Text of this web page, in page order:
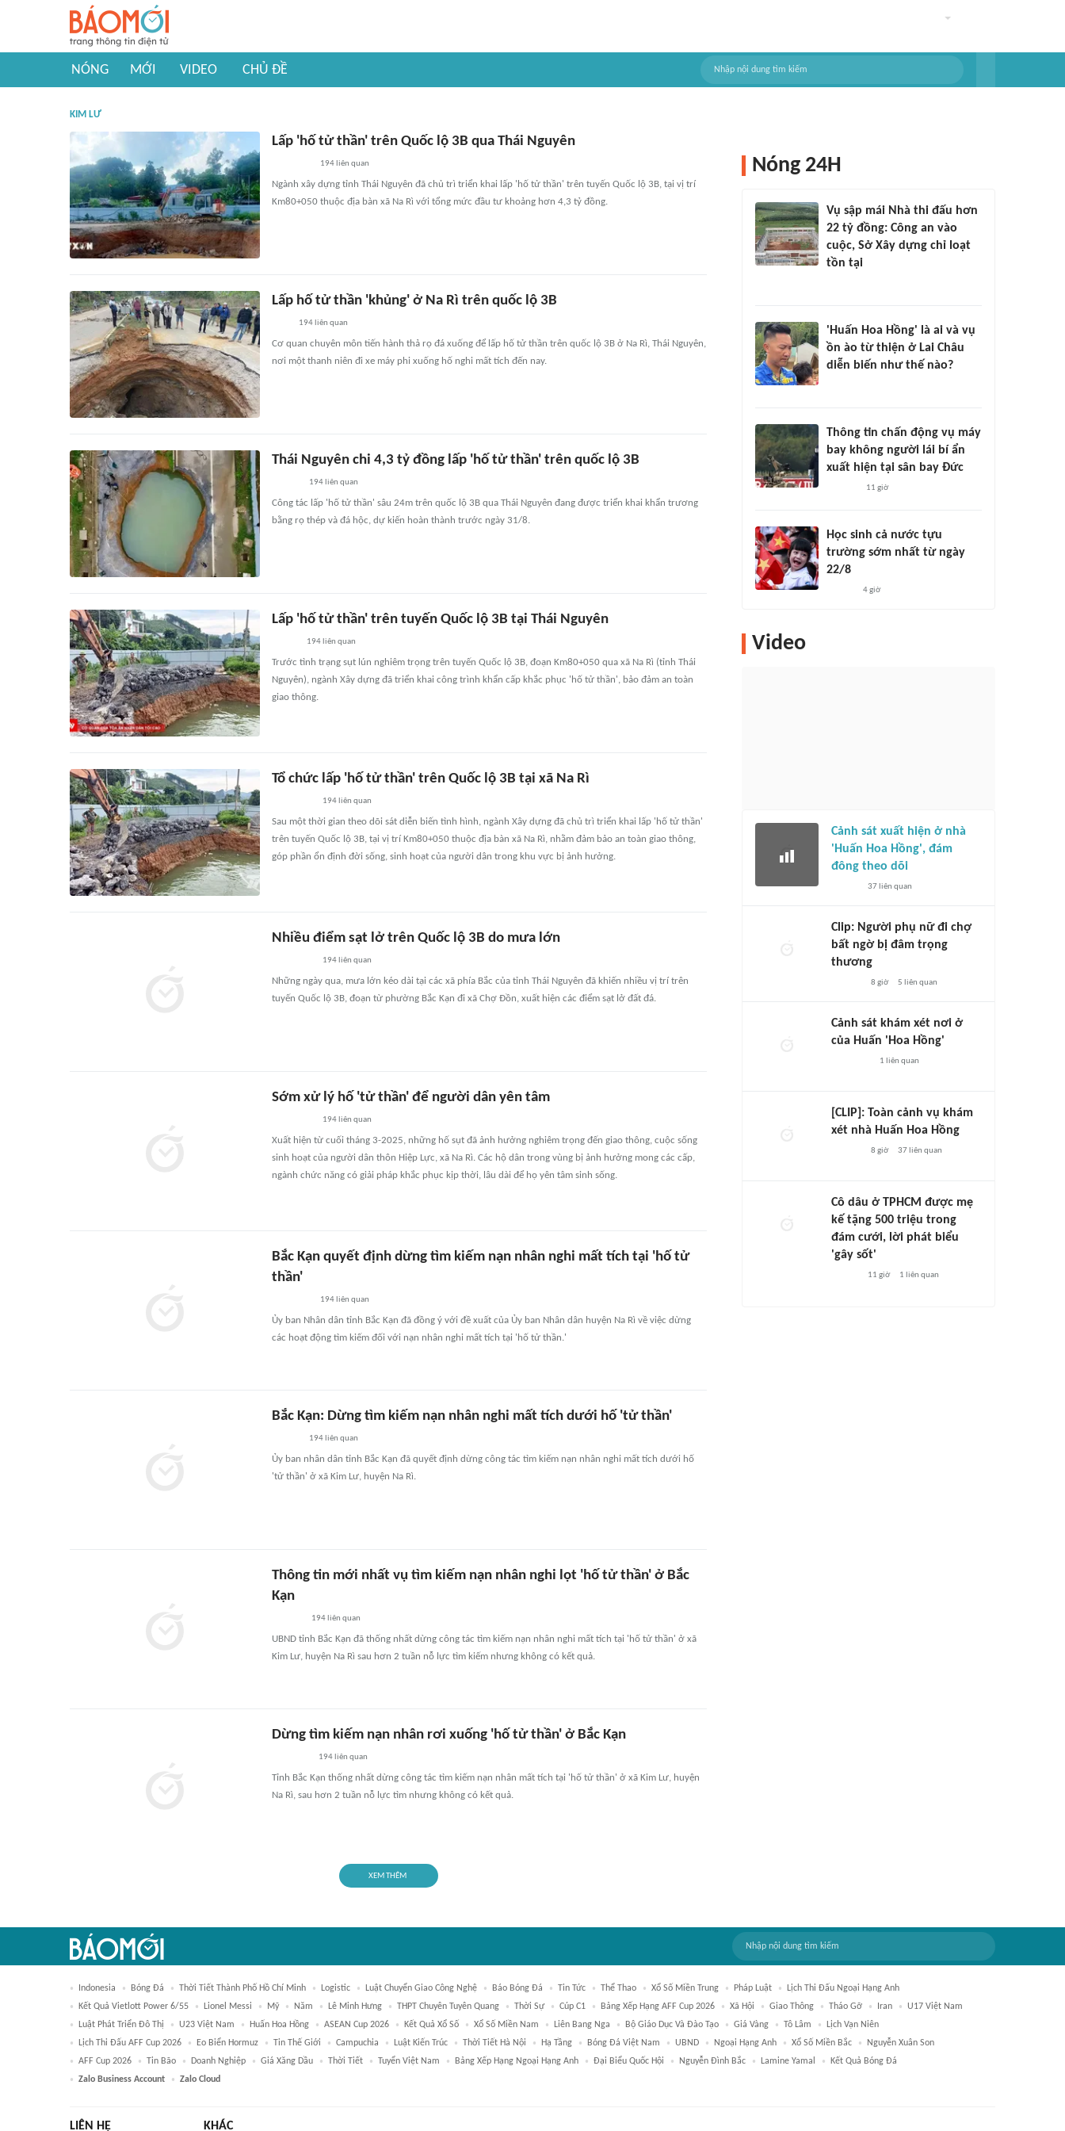
NÓNG MỚI VIDEO CHỦ ĐỀ
KIM LƯ
Lấp 'hố tử thần' trên Quốc lộ 3B qua Thái Nguyên
194liên quan
Ngành xây dựng tỉnh Thái Nguyên đã chủ trì triển khai lấp 'hố tử thần' trên tuyến Quốc lộ 3B, tại vị trí
Km80+050 thuộc địa bàn xã Na Rì với tổng mức đầu tư khoảng hơn 4,3 tỷ đồng.
Lấp hố tử thần 'khủng' ở Na Rì trên quốc lộ 3B
194liên quan
Cơ quan chuyên môn tiến hành thả rọ đá xuống để lấp hố tử thần trên quốc lộ 3B ở Na Rì, Thái Nguyên,
nơi một thanh niên đi xe máy phi xuống hố nghi mất tích đến nay.
Thái Nguyên chi 4,3 tỷ đồng lấp 'hố tử thần' trên quốc lộ 3B
194liên quan
Công tác lấp 'hố tử thần' sâu 24m trên quốc lộ 3B qua Thái Nguyên đang được triển khai khẩn trương
bằng rọ thép và đá hộc, dự kiến hoàn thành trước ngày 31/8.
Lấp 'hố tử thần' trên tuyến Quốc lộ 3B tại Thái Nguyên
194liên quan
Trước tình trạng sụt lún nghiêm trọng trên tuyến Quốc lộ 3B, đoạn Km80+050 qua xã Na Rì (tỉnh Thái
Nguyên), ngành Xây dựng đã triển khai công trình khẩn cấp khắc phục 'hố tử thần', bảo đảm an toàn
giao thông.
Tổ chức lấp 'hố tử thần' trên Quốc lộ 3B tại xã Na Rì
194liên quan
Sau một thời gian theo dõi sát diễn biến tình hình, ngành Xây dựng đã chủ trì triển khai lấp 'hố tử thần'
trên tuyến Quốc lộ 3B, tại vị trí Km80+050 thuộc địa bàn xã Na Rì, nhằm đảm bảo an toàn giao thông,
góp phần ổn định đời sống, sinh hoạt của người dân trong khu vực bị ảnh hưởng.
Nhiều điểm sạt lở trên Quốc lộ 3B do mưa lớn
194liên quan
Những ngày qua, mưa lớn kéo dài tại các xã phía Bắc của tỉnh Thái Nguyên đã khiến nhiều vị trí trên
tuyến Quốc lộ 3B, đoạn từ phường Bắc Kạn đi xã Chợ Đồn, xuất hiện các điểm sạt lở đất đá.
Sớm xử lý hố 'tử thần' để người dân yên tâm
194liên quan
Xuất hiện từ cuối tháng 3-2025, những hố sụt đã ảnh hưởng nghiêm trọng đến giao thông, cuộc sống
sinh hoạt của người dân thôn Hiệp Lực, xã Na Rì. Các hộ dân trong vùng bị ảnh hưởng mong các cấp,
ngành chức năng có giải pháp khắc phục kịp thời, lâu dài để họ yên tâm sinh sống.
Bắc Kạn quyết định dừng tìm kiếm nạn nhân nghi mất tích tại 'hố tử
thần'
194liên quan
Ủy ban Nhân dân tỉnh Bắc Kạn đã đồng ý với đề xuất của Ủy ban Nhân dân huyện Na Rì về việc dừng
các hoạt động tìm kiếm đối với nạn nhân nghi mất tích tại 'hố tử thần.'
Bắc Kạn: Dừng tìm kiếm nạn nhân nghi mất tích dưới hố 'tử thần'
194 liên quan
Ủy ban nhân dân tỉnh Bắc Kạn đã quyết định dừng công tác tìm kiếm nạn nhân nghi mất tích dưới hố
'tử thần' ở xã Kim Lư, huyện Na Rì.
Thông tin mới nhất vụ tìm kiếm nạn nhân nghi lọt 'hố tử thần' ở Bắc
Kạn
194 liên quan
UBND tỉnh Bắc Kạn đã thống nhất dừng công tác tìm kiếm nạn nhân nghi mất tích tại 'hố tử thần' ở xã
Kim Lư, huyện Na Rì sau hơn 2 tuần nỗ lực tìm kiếm nhưng không có kết quả.
Dừng tìm kiếm nạn nhân rơi xuống 'hố tử thần' ở Bắc Kạn
194liên quan
Tỉnh Bắc Kạn thống nhất dừng công tác tìm kiếm nạn nhân mất tích tại 'hố tử thần' ở xã Kim Lư, huyện
Na Rì, sau hơn 2 tuần nỗ lực tìm nhưng không có kết quả.
XEM THÊM
Nóng 24H
Vụ sập mái Nhà thi đấu hơn
22 tỷ đồng: Công an vào
cuộc, Sở Xây dựng chỉ loạt
tồn tại
'Huấn Hoa Hồng' là ai và vụ
ồn ào từ thiện ở Lai Châu
diễn biến như thế nào?
Thông tin chấn động vụ máy
bay không người lái bí ẩn
xuất hiện tại sân bay Đức
11 giờ
Học sinh cả nước tựu
trường sớm nhất từ ngày
22/8
4 giờ
Video
Cảnh sát xuất hiện ở nhà
'Huấn Hoa Hồng', đám
đông theo dõi
37liên quan
Clip: Người phụ nữ đi chợ
bất ngờ bị đâm trọng
thương
8 giờ 5 liên quan
Cảnh sát khám xét nơi ở
của Huấn 'Hoa Hồng'
1 liên quan
[CLIP]: Toàn cảnh vụ khám
xét nhà Huấn Hoa Hồng
8 giờ 37liên quan
Cô dâu ở TPHCM được mẹ
kế tặng 500 triệu trong
đám cưới, lời phát biểu
'gây sốt'
11 giờ 1 liên quan
Indonesia Bóng Đá Thời Tiết Thành Phố Hồ Chí Minh Logistic Luật Chuyển Giao Công Nghệ Báo Bóng Đá Tin Tức Thể Thao Xổ Số Miền Trung Pháp Luật
Lịch Thi Đấu Ngoại Hạng Anh
Kết Quả Vietlott Power 6/55
Lionel Messi Mỹ Năm Lê Minh Hưng THPT Chuyên Tuyên Quang Thời Sự Cúp C1 Bảng Xếp Hạng AFF Cup 2026 Xã Hội Giao Thông Tháo Gỡ Iran
U17 Việt Nam
Luật Phát Triển Đô Thị
U23 Việt Nam Huấn Hoa Hồng ASEAN Cup 2026 Kết Quả Xổ Số Xổ Số Miền Nam Liên Bang Nga Bộ Giáo Dục Và Đào Tạo Giá Vàng Tô Lâm
Lịch Vạn Niên
Lịch Thi Đấu AFF Cup 2026
Eo Biển Hormuz Tin Thế Giới Campuchia Luật Kiến Trúc Thời Tiết Hà Nội Hạ Tầng Bóng Đá Việt Nam UBND Ngoại Hạng Anh Xổ Số Miền Bắc
Nguyễn Xuân Son
AFF Cup 2026
Tin Bão Doanh Nghiệp Giá Xăng Dầu Thời Tiết Tuyển Việt Nam Bảng Xếp Hạng Ngoại Hạng Anh Đại Biểu Quốc Hội Nguyễn Đình Bắc Lamine Yamal
Kết Quả Bóng Đá
Zalo Business Account
Zalo Cloud
LIÊN HỆ KHÁC